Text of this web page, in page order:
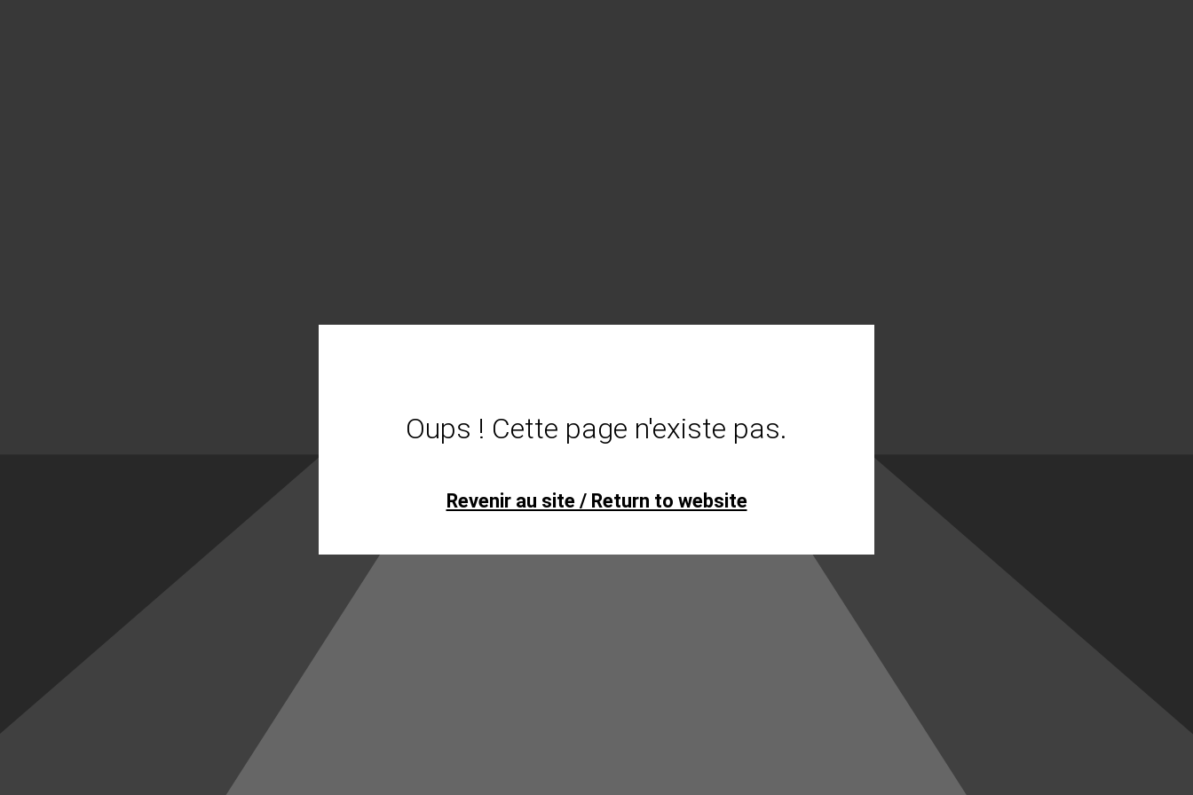
Oups ! Cette page n'existe pas.
Revenir au site / Return to website